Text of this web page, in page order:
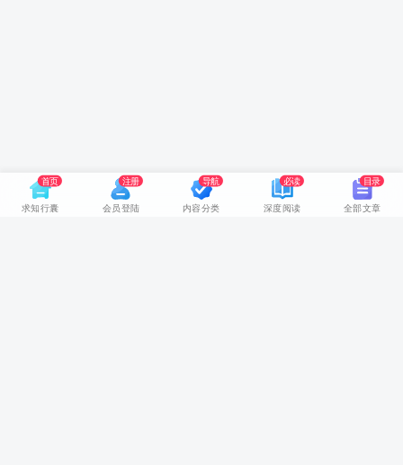
求知行囊
首页
会员登陆
注册
内容分类
导航
深度阅读
必读
全部文章
目录